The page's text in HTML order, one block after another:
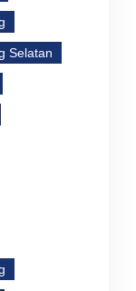
Selatan